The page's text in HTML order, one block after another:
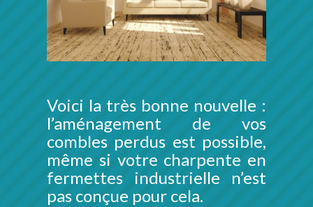
Voici la très bonne nouvelle :
l’aménagement de vos
combles perdus est possible,
même si votre charpente en
fermettes industrielle n’est
pas conçue pour cela.